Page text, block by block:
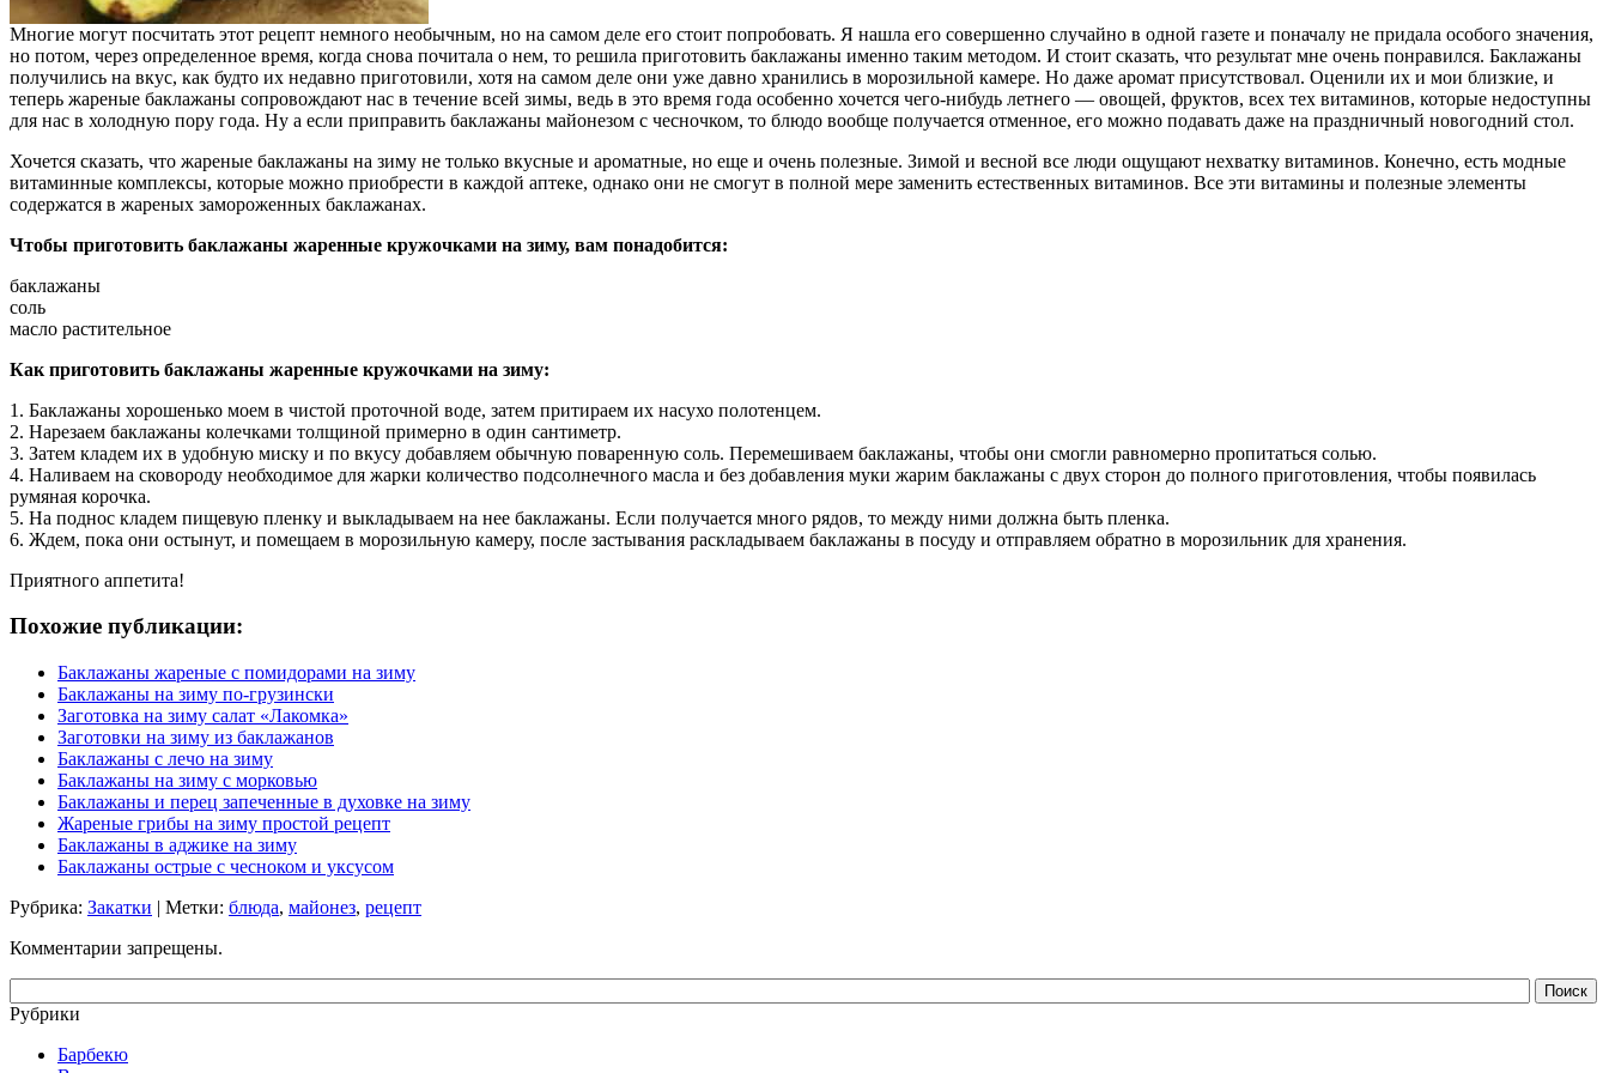
Многие могут посчитать этот рецепт немного необычным, но на самом деле его стоит попробовать. Я нашла его совершенно случайно в одной газете и поначалу не придала особого значения,
но потом, через определенное время, когда снова почитала о нем, то решила приготовить баклажаны именно таким методом. И стоит сказать, что результат мне очень понравился. Баклажаны
получились на вкус, как будто их недавно приготовили, хотя на самом деле они уже давно хранились в морозильной камере. Но даже аромат присутствовал. Оценили их и мои близкие, и
теперь жареные баклажаны сопровождают нас в течение всей зимы, ведь в это время года особенно хочется чего-нибудь летнего — овощей, фруктов, всех тех витаминов, которые недоступны
для нас в холодную пору года. Ну а если приправить баклажаны майонезом с чесночком, то блюдо вообще получается отменное, его можно подавать даже на праздничный новогодний стол.
Хочется сказать, что жареные баклажаны на зиму не только вкусные и ароматные, но еще и очень полезные. Зимой и весной все люди ощущают нехватку витаминов. Конечно, есть модные
витаминные комплексы, которые можно приобрести в каждой аптеке, однако они не смогут в полной мере заменить естественных витаминов. Все эти витамины и полезные элементы
содержатся в жареных замороженных баклажанах.
Чтобы приготовить баклажаны жаренные кружочками на зиму, вам понадобится:
баклажаны
соль
масло растительное
Как приготовить баклажаны жаренные кружочками на зиму:
1. Баклажаны хорошенько моем в чистой проточной воде, затем притираем их насухо полотенцем.
2. Нарезаем баклажаны колечками толщиной примерно в один сантиметр.
3. Затем кладем их в удобную миску и по вкусу добавляем обычную поваренную соль. Перемешиваем баклажаны, чтобы они смогли равномерно пропитаться солью.
4. Наливаем на сковороду необходимое для жарки количество подсолнечного масла и без добавления муки жарим баклажаны с двух сторон до полного приготовления, чтобы появилась
румяная корочка.
5. На поднос кладем пищевую пленку и выкладываем на нее баклажаны. Если получается много рядов, то между ними должна быть пленка.
6. Ждем, пока они остынут, и помещаем в морозильную камеру, после застывания раскладываем баклажаны в посуду и отправляем обратно в морозильник для хранения.
Приятного аппетита!
Похожие публикации:
Баклажаны жареные с помидорами на зиму
Баклажаны на зиму по-грузински
Заготовка на зиму салат «Лакомка»
Заготовки на зиму из баклажанов
Баклажаны с лечо на зиму
Баклажаны на зиму с морковью
Баклажаны и перец запеченные в духовке на зиму
Жареные грибы на зиму простой рецепт
Баклажаны в аджике на зиму
Баклажаны острые с чесноком и уксусом
Рубрика: Закатки | Метки: блюда, майонез, рецепт
Комментарии запрещены.
Рубрики
Барбекю